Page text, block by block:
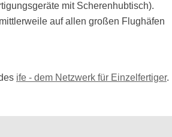
mit Scherenhubtisch).
auf allen großen Flughäfen
ife - dem Netzwerk für Einzelfertiger.